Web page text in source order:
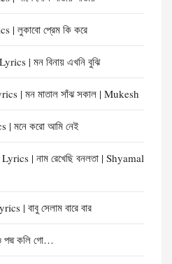
লুকাবো প্রেম কি করে
| মন বিনায় এখনি বুঝি
| মন মাতাল সাঁঝ সকাল | Mukesh
মনে করো আমি নেই
| নাম রেখেছি বনলতা | Shyamal
| বাবু সেলাম বারে বার
কলি গো…